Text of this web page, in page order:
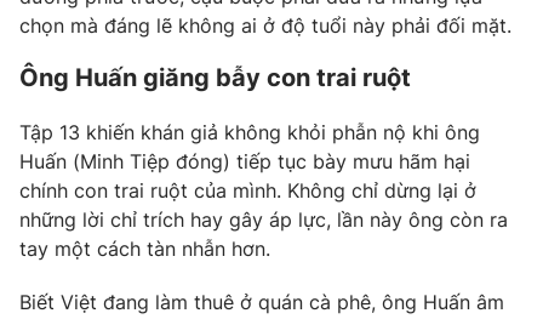
Liên hệ quảng cáo: 024-7300.7108
chọn mà đáng lẽ không ai ở độ tuổi này phải đối mặt.
Ông Huấn giăng bẫy con trai ruột
Tập 13 khiến khán giả không khỏi phẫn nộ khi ông
Huấn (Minh Tiệp đóng) tiếp tục bày mưu hãm hại
chính con trai ruột của mình. Không chỉ dừng lại ở
những lời chỉ trích hay gây áp lực, lần này ông còn ra
tay một cách tàn nhẫn hơn.
Biết Việt đang làm thuê ở quán cà phê, ông Huấn âm